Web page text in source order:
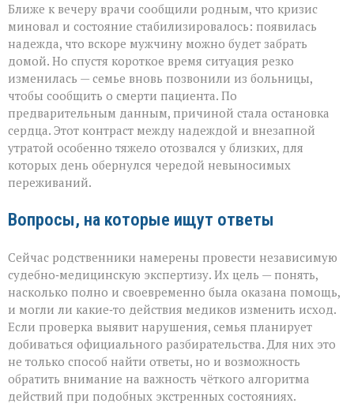
Ближе к вечеру врачи сообщили родным, что кризис
миновал и состояние стабилизировалось: появилась
надежда, что вскоре мужчину можно будет забрать
домой. Но спустя короткое время ситуация резко
изменилась — семье вновь позвонили из больницы,
чтобы сообщить о смерти пациента. По
предварительным данным, причиной стала остановка
сердца. Этот контраст между надеждой и внезапной
утратой особенно тяжело отозвался у близких, для
которых день обернулся чередой невыносимых
переживаний.
Вопросы, на которые ищут ответы
Сейчас родственники намерены провести независимую
судебно‑медицинскую экспертизу. Их цель — понять,
насколько полно и своевременно была оказана помощь,
и могли ли какие‑то действия медиков изменить исход.
Если проверка выявит нарушения, семья планирует
добиваться официального разбирательства. Для них это
не только способ найти ответы, но и возможность
обратить внимание на важность чёткого алгоритма
действий при подобных экстренных состояниях.